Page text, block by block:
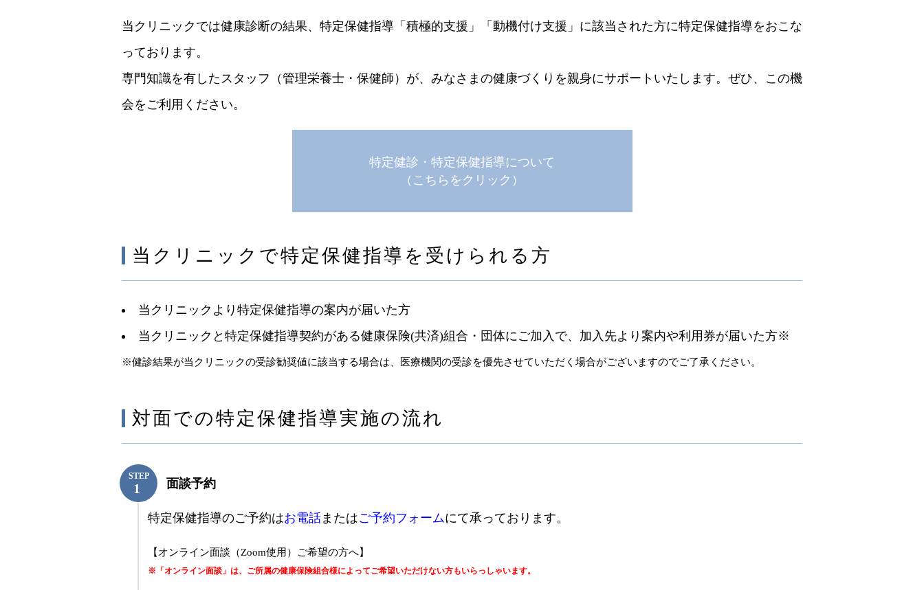
当クリニックでは健康診断の結果、特定保健指導「積極的支援」「動機付け支援」に該当された方に特定保健指導をおこな
っております。
専門知識を有したスタッフ（管理栄養士・保健師）が、みなさまの健康づくりを親身にサポートいたします。ぜひ、この機
会をご利用ください。
特定健診・特定保健指導について
（こちらをクリック）
当クリニックで特定保健指導を受けられる方
当クリニックより特定保健指導の案内が届いた方
当クリニックと特定保健指導契約がある健康保険(共済)組合・団体にご加入で、加入先より案内や利用券が届いた方※
※健診結果が当クリニックの受診勧奨値に該当する場合は、医療機関の受診を優先させていただく場合がございますのでご了承ください。
対面での特定保健指導実施の流れ
STEP
面談予約
特定保健指導のご予約はお電話またはご予約フォームにて承っております。
【オンライン面談（Zoom使用）ご希望の方へ】
※「オンライン面談」は、ご所属の健康保険組合様によってご希望いただけない方もいらっしゃいます。